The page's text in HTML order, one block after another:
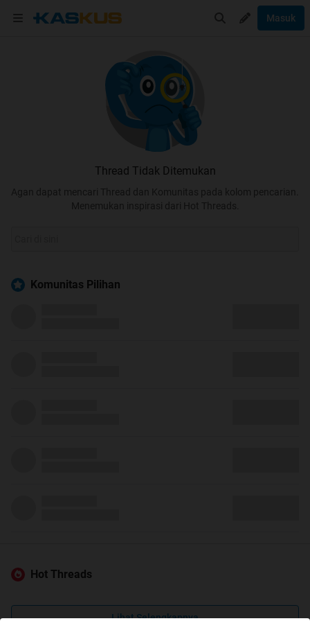
Masuk
Thread Tidak Ditemukan
Agan dapat mencari Thread dan Komunitas pada kolom pencarian.
Menemukan inspirasi dari Hot Threads.
Komunitas Pilihan
Hot Threads
Lihat Selengkapnya